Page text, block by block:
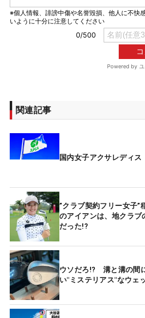
関連記事
国内女子アクサレディ
”クラブ契約フリー女子”
のアイアンは、地クラブ
だった!?
ウソだろ!? 溝と溝の間
い"ミステリアス"なウェ